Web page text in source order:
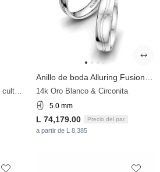
14k Oro Blanco & Diamante cultivado en laboratorio 14k Oro Blanco & Circonita
5.0 mm
L 74,179.00 Precio del par
a partir de L 8,385